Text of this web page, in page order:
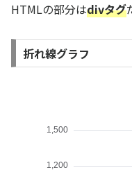
HTMLの部分はdivタグ
折れ線グラフ